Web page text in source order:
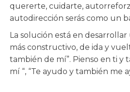
quererte, cuidarte,
autodirección serás como un
La solución está en
más constructivo, de ida y
también de mí”. Pienso en ti y
mí “, “Te ayudo y también me